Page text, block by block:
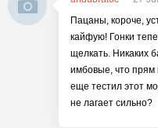
Пацаны, короче,
кайфую! Гонки
щелкать. Никаких
имбовые, что прям
еще тестил этот
не лагает сильно?